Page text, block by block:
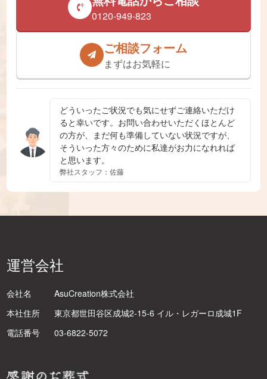
ご相談フォーム
まずはお気軽に
0120-949-823
どういったご状況でも気にせずご連絡いただけ
ると幸いです。お問い合わせいただくほとんど
の方が、まだ何も準備していない状況ですが、
そういった方々のために私達がお力になれれば
と思います。
弊社スタッフ：佐藤
運営会社
会社名
AsuCreation株式会社
本社住所
東京都世田谷区成城2-15-6 イル・レガーロ成城1F
電話番号
03-6822-5072